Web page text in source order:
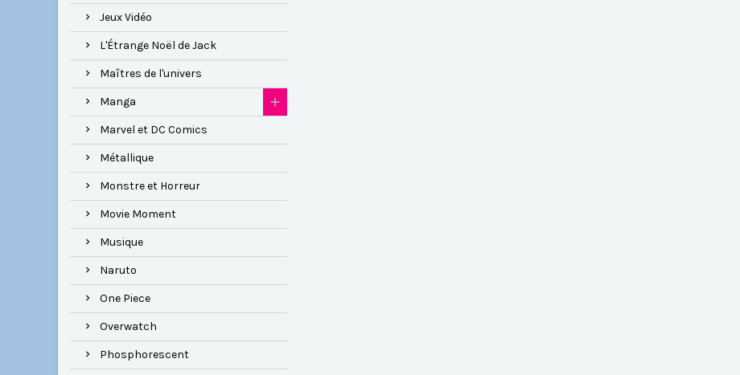
Jeux Vidéo
L'Étrange Noël de Jack
Maîtres de l'univers
Manga
Marvel et DC Comics
Métallique
Monstre et Horreur
Movie Moment
Musique
Naruto
One Piece
Overwatch
Phosphorescent